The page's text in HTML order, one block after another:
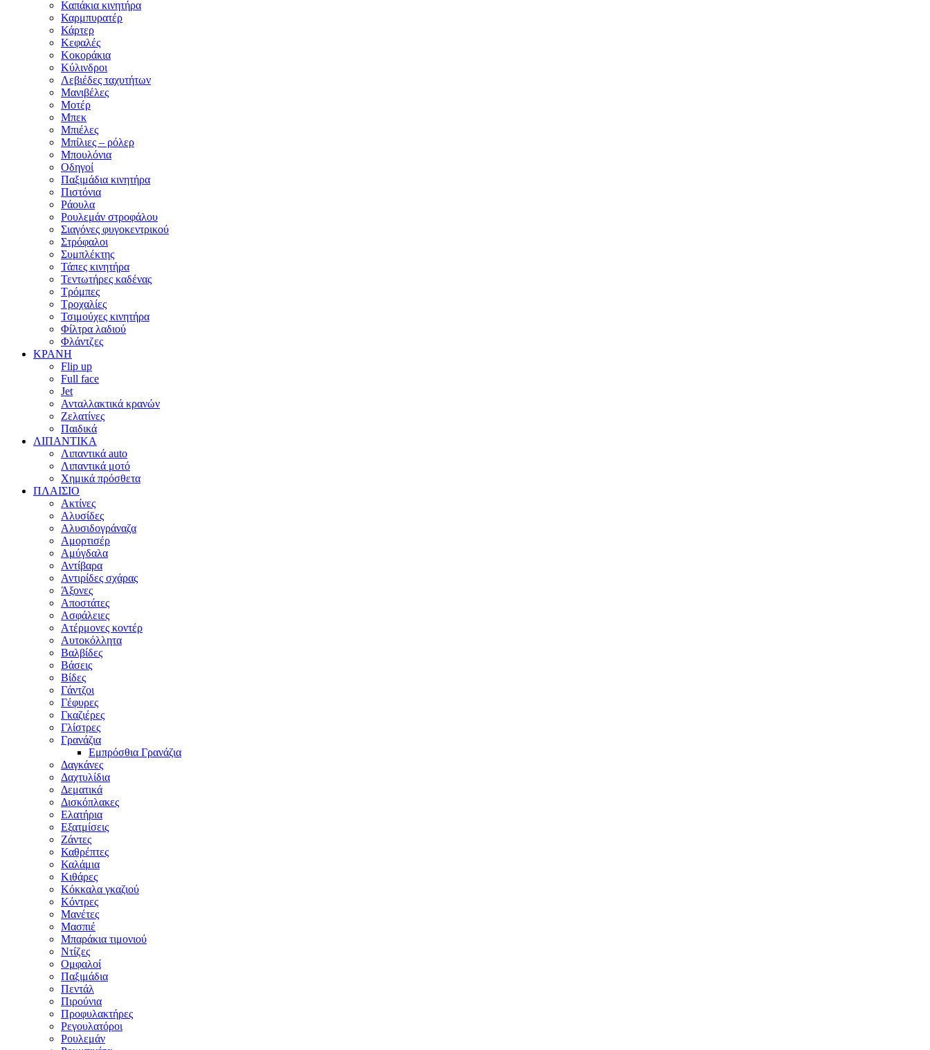
Καπάκια κινητήρα
Καρμπυρατέρ
Κάρτερ
Κεφαλές
Κοκοράκια
Κύλινδροι
Λεβιέδες ταχυτήτων
Μανιβέλες
Μοτέρ
Μπεκ
Μπιέλες
Μπίλιες – ρόλερ
Μπουλόνια
Οδηγοί
Παξιμάδια κινητήρα
Πιστόνια
Ράουλα
Ρουλεμάν στροφάλου
Σιαγόνες φυγοκεντρικού
Στρόφαλοι
Συμπλέκτης
Τάπες κινητήρα
Τεντωτήρες καδένας
Τρόμπες
Τροχαλίες
Τσιμούχες κινητήρα
Φίλτρα λαδιού
Φλάντζες
ΚΡΑΝΗ
Flip up
Full face
Jet
Ανταλλακτικά κρανών
Ζελατίνες
Παιδικά
ΛΙΠΑΝΤΙΚΑ
Λιπαντικά auto
Λιπαντικά μοτό
Χημικά πρόσθετα
ΠΛΑΙΣΙΟ
Ακτίνες
Αλυσίδες
Αλυσιδογράναζα
Αμορτισέρ
Αμύγδαλα
Αντίβαρα
Αντιρίδες σχάρας
Άξονες
Αποστάτες
Ασφάλειες
Ατέρμονες κοντέρ
Αυτοκόλλητα
Βαλβίδες
Βάσεις
Βίδες
Γάντζοι
Γέφυρες
Γκαζιέρες
Γλίστρες
Γρανάζια
Εμπρόσθια Γρανάζια
Δαγκάνες
Δαχτυλίδια
Δεματικά
Δισκόπλακες
Ελατήρια
Εξατμίσεις
Ζάντες
Καθρέπτες
Καλάμια
Κιθάρες
Κόκκαλα γκαζιού
Κόντρες
Μανέτες
Μασπιέ
Μπαράκια τιμονιού
Ντίζες
Ομφαλοί
Παξιμάδια
Πεντάλ
Πιρούνια
Προφυλακτήρες
Ρεγουλατόροι
Ρουλεμάν